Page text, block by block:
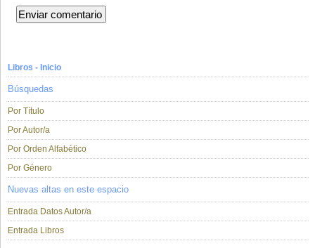
Libros - Inicio
Búsquedas
Por Título
Por Autor/a
Por Orden Alfabético
Por Género
Nuevas altas en este espacio
Entrada Datos Autor/a
Entrada Libros